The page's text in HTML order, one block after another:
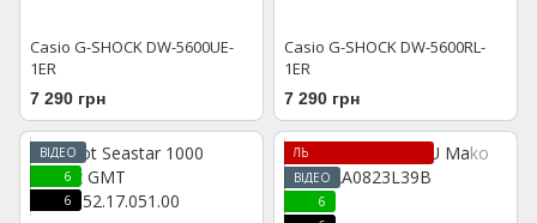
Casio G-SHOCK DW-5600UE-
1ER
7 290 грн
Casio G-SHOCK DW-5600RL-
1ER
7 290 грн
ВІДЕО
6
6
ЛІМІТОВАНА МОДЕЛЬ
ВІДЕО
6